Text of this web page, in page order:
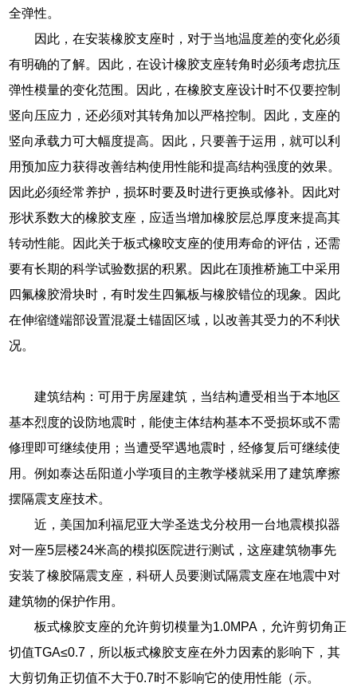
全弹性。
因此，在安装橡胶支座时，对于当地温度差的变化必须
有明确的了解。因此，在设计橡胶支座转角时必须考虑抗压
弹性模量的变化范围。因此，在橡胶支座设计时不仅要控制
竖向压应力，还必须对其转角加以严格控制。因此，支座的
竖向承载力可大幅度提高。因此，只要善于运用，就可以利
用预加应力获得改善结构使用性能和提高结构强度的效果。
因此必须经常养护，损坏时要及时进行更换或修补。因此对
形状系数大的橡胶支座，应适当增加橡胶层总厚度来提高其
转动性能。因此关于板式橡晈支座的使用寿命的评估，还需
要有长期的科学试验数据的积累。因此在顶推桥施工中采用
四氟橡胶滑块时，有时发生四氟板与橡胶错位的现象。因此
在伸缩缝端部设置混凝土锚固区域，以改善其受力的不利状
况。
建筑结构：可用于房屋建筑，当结构遭受相当于本地区
基本烈度的设防地震时，能使主体结构基本不受损坏或不需
修理即可继续使用；当遭受罕遇地震时，经修复后可继续使
用。例如泰达岳阳道小学项目的主教学楼就采用了建筑摩擦
摆隔震支座技术。
近，美国加利福尼亚大学圣迭戈分校用一台地震模拟器
对一座5层楼24米高的模拟医院进行测试，这座建筑物事先
安装了橡胶隔震支座，科研人员要测试隔震支座在地震中对
建筑物的保护作用。
板式橡胶支座的允许剪切模量为1.0MPA，允许剪切角正
切值TGA≤0.7，所以板式橡胶支座在外力因素的影响下，其
大剪切角正切值不大于0.7时不影响它的使用性能（示。